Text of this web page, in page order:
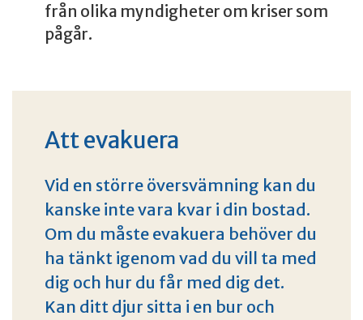
från olika myndigheter om kriser som
pågår.
Att evakuera
Vid en större översvämning kan du
kanske inte vara kvar i din bostad.
Om du måste evakuera behöver du
ha tänkt igenom vad du vill ta med
dig och hur du får med dig det.
Kan ditt djur sitta i en bur och